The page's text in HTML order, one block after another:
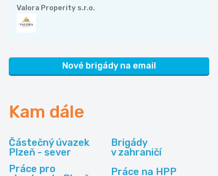
Valora Properity s.r.o.
Nové brigády na email
Kam dále
Částečný úvazek
Plzeň - sever
Brigády
v zahraničí
Práce pro
Práce na HPP